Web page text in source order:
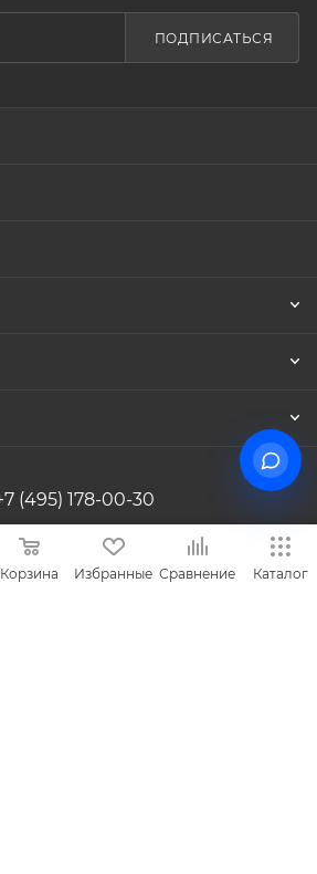
ПОДПИСАТЬСЯ
(495) 178-00-30
Info@miasinopt.ru
Огородный пр., 16/1с4, оф.
Корзина Избранные Сравнение Каталог